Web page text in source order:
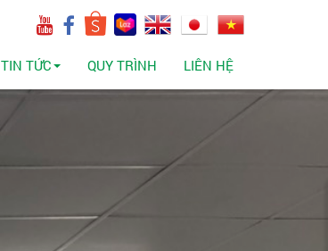
TIN TỨC QUY TRÌNH LIÊN HỆ